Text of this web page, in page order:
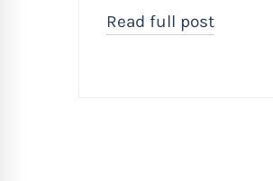
Read full post